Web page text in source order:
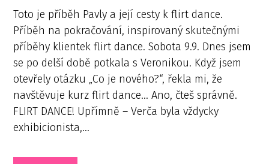
Toto je příběh Pavly a její cesty k flirt dance.
Příběh na pokračování, inspirovaný skutečnými
příběhy klientek flirt dance. Sobota 9.9. Dnes jsem
se po delší době potkala s Veronikou. Když jsem
otevřely otázku „Co je nového?“, řekla mi, že
navštěvuje kurz flirt dance… Ano, čteš správně.
FLIRT DANCE! Upřímně – Verča byla vždycky
exhibicionista,...